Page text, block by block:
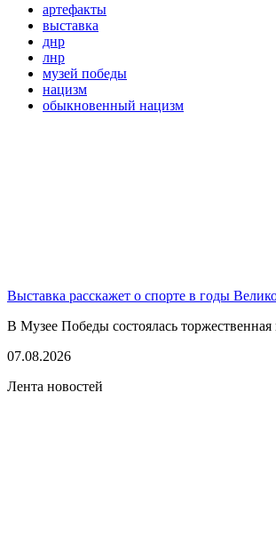
артефакты
выставка
днр
лнр
музей победы
нацизм
обыкновенный нацизм
Выставка расскажет о спорте в годы
В Музее Победы состоялась
07.08.2026
Лента новостей